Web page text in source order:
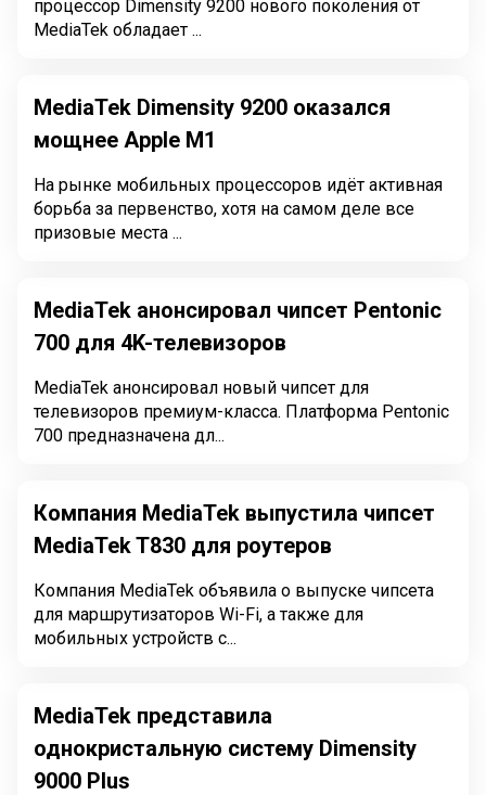
процессор Dimensity 9200 нового поколения от
MediaTek обладает ...
MediaTek Dimensity 9200 оказался
мощнее Apple M1
На рынке мобильных процессоров идёт активная
борьба за первенство, хотя на самом деле все
призовые места ...
MediaTek анонсировал чипсет Pentonic
700 для 4K-телевизоров
MediaTek анонсировал новый чипсет для
телевизоров премиум-класса. Платформа Pentonic
700 предназначена дл...
Компания MediaTek выпустила чипсет
MediaTek T830 для роутеров
Компания MediaTek объявила о выпуске чипсета
для маршрутизаторов Wi-Fi, а также для
мобильных устройств с...
MediaTek представила
однокристальную систему Dimensity
9000 Plus